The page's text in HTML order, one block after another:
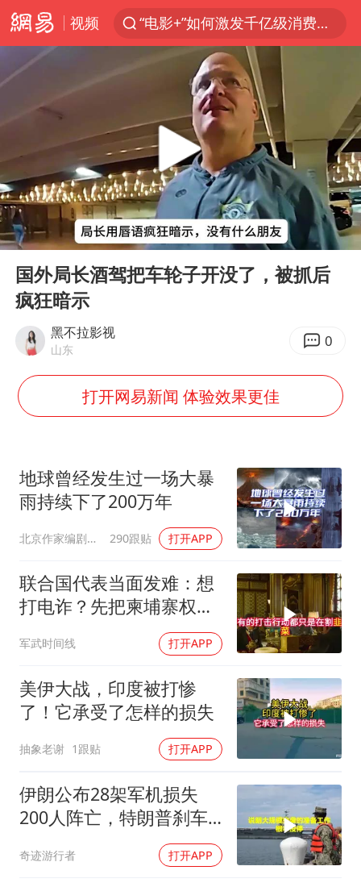
视频
“电影+”如何激发千亿级消费新活力？
全球首个长时储能一体化产业园量产
名创优品回应女子吐槽内裤质量差
四川宜宾市高县4.9级地震致1人死亡
台风白海豚或吞并鲸鱼 登陆地点更新
胜宏科技：股票交易异常波动
秋天的第一杯奶茶到底有多火
国防部：中国军队坚决反制任何闹海挑衅图谋
国乒男单横滨冠军赛全军覆没
38岁演员求职万岁山NPC成功
日本试射“战斧”导弹，国防部回应
胡彦斌韩磊 谁帮谁
夯实基础开新局
Play
00:00 03:45
国外局长酒驾把车轮子开没了，被抓后
疯狂暗示
黑不拉影视
山东 0
打开网易新闻 体验效果更佳
地球曾经发生过一场大暴
雨持续下了200万年
北京作家编剧肥猪满圈 290跟贴 打开APP
联合国代表当面发难：想
打电诈？先把柬埔寨权贵
军武时间线 打开APP
美伊大战，印度被打惨
了！它承受了怎样的损失
抽象老谢 1跟贴 打开APP
伊朗公布28架军机损失
200人阵亡，特朗普刹车
奇迹游行者 打开APP